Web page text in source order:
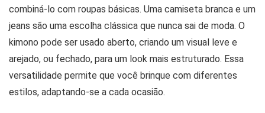
combiná-lo com roupas básicas. Uma camiseta branca e um
jeans são uma escolha clássica que nunca sai de moda. O
kimono pode ser usado aberto, criando um visual leve e
arejado, ou fechado, para um look mais estruturado. Essa
versatilidade permite que você brinque com diferentes
estilos, adaptando-se a cada ocasião.